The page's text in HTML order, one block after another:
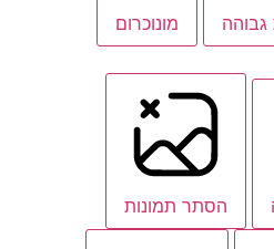
גבוהה
מונוכרום
הסתר תמונות